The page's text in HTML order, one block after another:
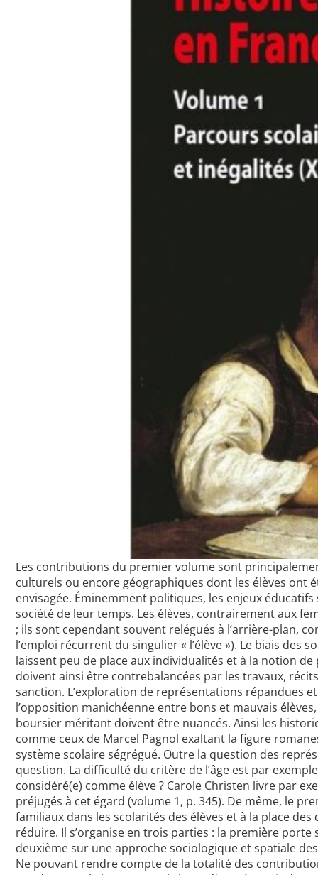
Les contributions du premier volume sont
culturels ou encore géographiques dont les élèves ont
envisagée. Éminemment politiques, les enjeux
société de leur temps. Les élèves, contrairement aux
; ils sont cependant souvent relégués à l’arrière-plan,
l’emploi récurrent du singulier « l’élève »). Le biais
laissent peu de place aux individualités et à la notion
doivent ainsi être contrebalancées par les travaux,
sanction. L’exploration de représentations répandues
l’opposition manichéenne entre bons et mauvais
boursier méritant doivent être nuancés. Ainsi les
comme ceux de Marcel Pagnol exaltant la figure
système scolaire ségrégué. Outre la question des
question. La difficulté du critère de l’âge est par
considéré(e) comme élève ? Carole Christen livre par
préjugés à cet égard (volume 1, p. 345). De même, le
familiaux dans les scolarités des élèves et à la place
réduire. Il s’organise en trois parties : la première
deuxième sur une approche sociologique et spatiale
Ne pouvant rendre compte de la totalité des